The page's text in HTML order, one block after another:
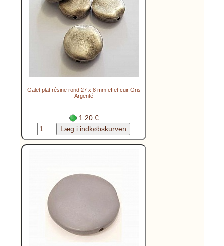
Galet plat résine rond 27 x 8 mm effet cuir Gris
Argenté
1.20 €